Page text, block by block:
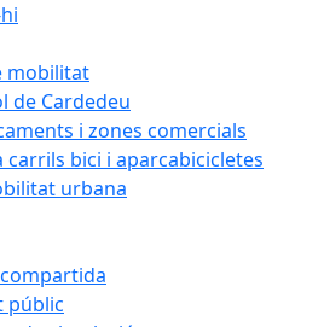
mobilitat
de Cardedeu
i zones comercials
carrils bici i aparcabicicletes
urbana
públic